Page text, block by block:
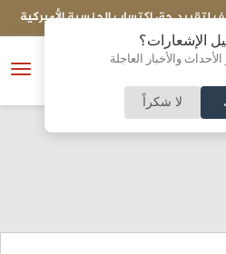
الإشعارات؟
والأخبار العاجلة
لا شكراً
الجنسية الأميركية
الكويت تحبط
فتح
النسخة الكاملة